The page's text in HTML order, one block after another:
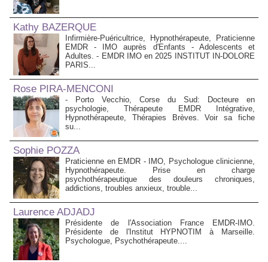
Kathy BAZERQUE
Infirmière-Puéricultrice, Hypnothérapeute, Praticienne
EMDR - IMO auprès d'Enfants - Adolescents et
Adultes. - EMDR IMO en 2025 INSTITUT IN-DOLORE
PARIS...
Rose PIRA-MENCONI
- Porto Vecchio, Corse du Sud: Docteure en
psychologie, Thérapeute EMDR Intégrative,
Hypnothérapeute, Thérapies Brèves. Voir sa fiche
su...
Sophie POZZA
Praticienne en EMDR - IMO, Psychologue clinicienne,
Hypnothérapeute. Prise en charge
psychothérapeutique des douleurs chroniques,
addictions, troubles anxieux, trouble...
Laurence ADJADJ
Présidente de l'Association France EMDR-IMO.
Présidente de l'Institut HYPNOTIM à Marseille.
Psychologue, Psychothérapeute....